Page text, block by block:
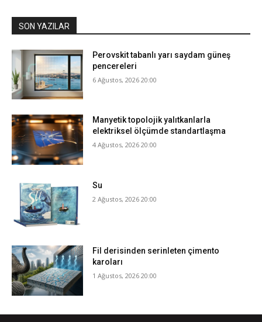
SON YAZILAR
Perovskit tabanlı yarı saydam güneş
pencereleri
6 Ağustos, 2026 20:00
Manyetik topolojik yalıtkanlarla
elektriksel ölçümde standartlaşma
4 Ağustos, 2026 20:00
Su
2 Ağustos, 2026 20:00
Fil derisinden serinleten çimento
karoları
1 Ağustos, 2026 20:00